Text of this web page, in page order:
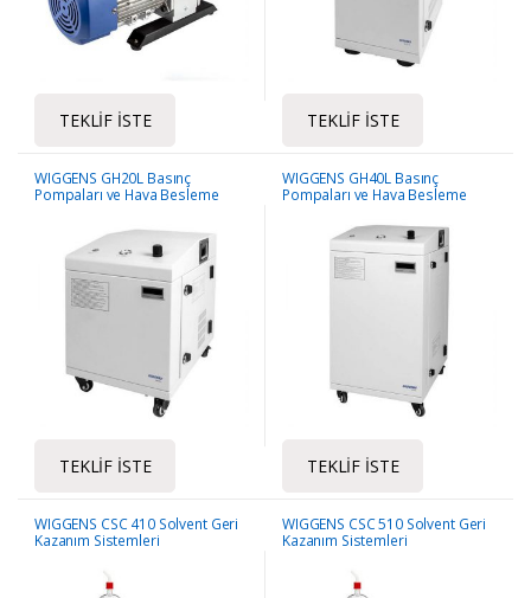
TEKLIF İSTE TEKLIF İSTE
WIGGENS GH20L Basınç
Pompaları ve Hava Besleme
TEKLIF İSTE
WIGGENS GH40L Basınç
Pompaları ve Hava Besleme
TEKLIF İSTE
WIGGENS CSC 410 Solvent Geri
Kazanım Sistemleri
WIGGENS CSC 510 Solvent Geri
Kazanım Sistemleri